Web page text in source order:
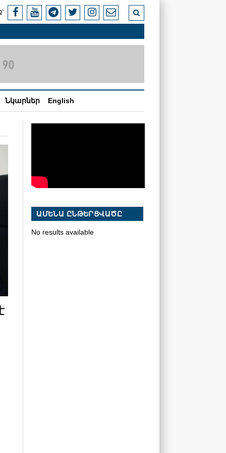
Նկարներ English
ԱՄԵՆԱ ԸՆԹԵՐՑՎԱԾԸ
No results available